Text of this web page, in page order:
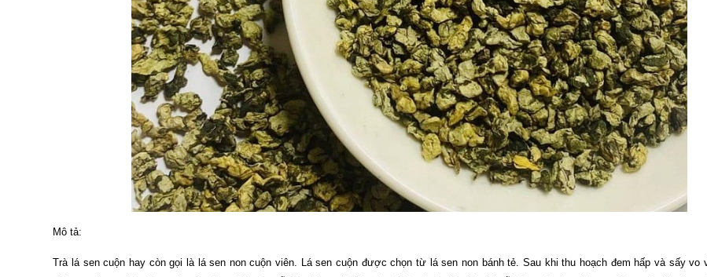
Mô tả:
Trà lá sen cuộn hay còn gọi là lá sen non cuộn viên. Lá sen cuộn được chọn từ lá sen non bánh tẻ. Sau khi thu hoạch đem hấp và sấy vo